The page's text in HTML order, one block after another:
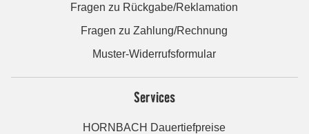
Fragen zu Rückgabe/Reklamation
Fragen zu Zahlung/Rechnung
Muster-Widerrufsformular
Services
HORNBACH Dauertiefpreise